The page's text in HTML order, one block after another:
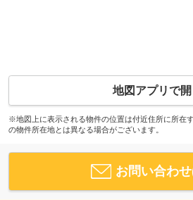
地図アプリで開
※地図上に表示される物件の位置は付近住所に所在
の物件所在地とは異なる場合がございます。
お問い合わ